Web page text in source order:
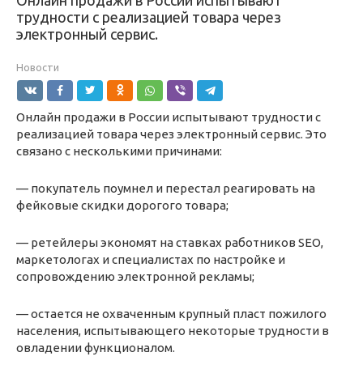
трудности с реализацией товара через
электронный сервис.
Новости
Онлайн продажи в России испытывают трудности с
реализацией товара через электронный сервис. Это
связано с несколькими причинами:
— покупатель поумнел и перестал реагировать на
фейковые скидки дорогого товара;
— ретейлеры экономят на ставках работников SEO,
маркетологах и специалистах по настройке и
сопровождению электронной рекламы;
— остается не охваченным крупный пласт пожилого
населения, испытывающего некоторые трудности в
овладении функционалом.